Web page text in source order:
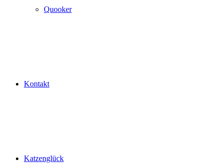
Quooker
Kontakt
Katzenglück